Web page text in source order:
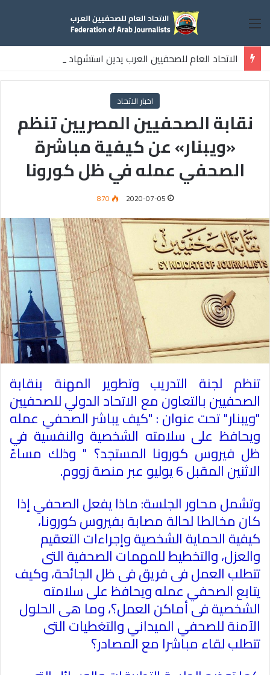
القائمة
الاتحاد العام للصحفيين العرب يدين استشهاد
ثلاثة صحفيين فلسطينيين باستهداف إسرائيلي وسط قطاع غزة
اخبار الاتحاد
نقابة الصحفيين المصريين تنظم
«ويبنار» عن كيفية مباشرة
الصحفي عمله في ظل كورونا
2020-07-05
870
تنظم لجنة التدريب وتطوير المهنة بنقابة
الصحفيين بالتعاون مع الاتحاد الدولي للصحفيين
"ويبنار" تحت عنوان : "كيف يباشر الصحفي عمله
ويحافظ على سلامته الشخصية والنفسية في
ظل فيروس كورونا المستجد؟ " وذلك مساءً
الاثنين المقبل 6 يوليو عبر منصة زووم
.
وتشمل محاور الجلسة: ماذا يفعل الصحفي إذا
كان مخالطا لحالة مصابة بفيروس كورونا،
كيفية الحماية الشخصية وإجراءات التعقيم
والعزل، والتخطيط للمهمات الصحفية التى
تتطلب العمل فى فريق فى ظل الجائحة، وكيف
يتابع الصحفي عمله ويحافظ على سلامته
الشخصية فى أماكن العمل؟، وما هى الحلول
الآمنة للصحفي الميداني والتغطيات التى
تتطلب لقاء مباشرا مع المصادر؟